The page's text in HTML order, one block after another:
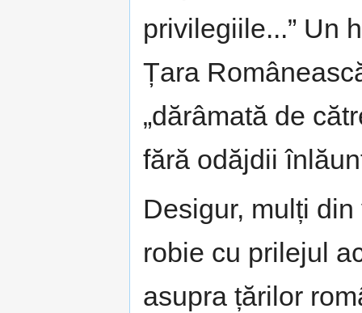
privilegiile...” Un
Țara
„dărâmată de
fără odăjdii
Desigur, mulți
robie cu prilejul
asupra țărilor